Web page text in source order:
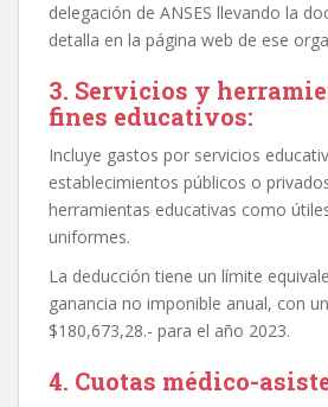
delegación de ANSES llevando la
detalla en la página web de ese
3. Servicios y
fines educativos:
Incluye gastos por servicios
establecimientos públicos o
herramientas educativas como
uniformes.
La deducción tiene un límite
ganancia no imponible anual, con
$180,673,28.- para el año 2023.
4. Cuotas médico-